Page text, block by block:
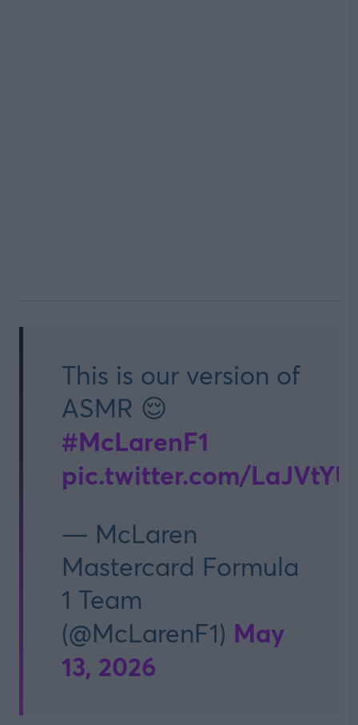
This is our version of
ASMR 😌
#McLarenF1
pic.twitter.com/
— McLaren
Mastercard Formula
1 Team
(@McLarenF1) May
13, 2026